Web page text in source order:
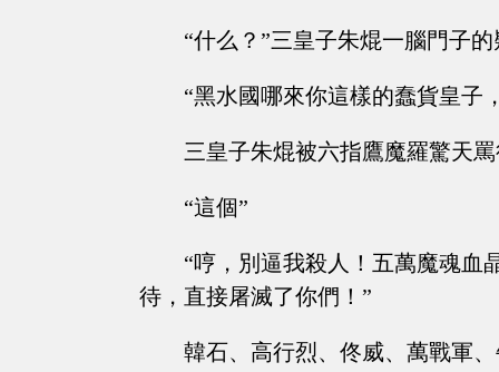
“什么？”三皇子朱焜一腦門子
“黑水國哪來你這樣的蠢貨皇子
三皇子朱焜被六指鷹魔羅驚天
“這個”
“哼，別逼我殺人！五萬魔魂血
待，直接屠滅了你們！”
韓石、高行烈、佟威、萬戰軍